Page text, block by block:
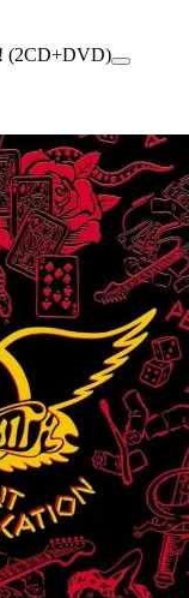
(2CD+DVD)